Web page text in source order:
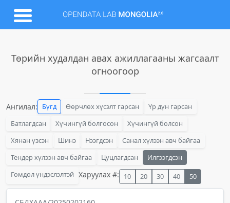
Төрийн худалдан авах ажиллагааны жагсаалт
огноогоор
Ангилал: Бүгд Өөрчлөх хүсэлт гарсан
Үр дүн гарсан
Батлагдсан
Хүчингүй болгосон
Хүчингүй болсон
Хянан үзсэн
Шинэ Нээгдсэн
Санал хүлээн авч байгаа
Тендер хүлээн авч байгаа
Цуцлагдсан
Илгээгдсэн
Гомдол үндэслэлтэй Харуулах #: 10 20 30 40 50